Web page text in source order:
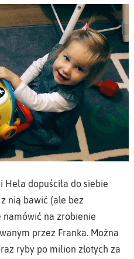
Hela dopuściła do siebie
nią bawić (ale bez
namówić na zrobienie
przez Franka. Można
ryby po milion złotych za